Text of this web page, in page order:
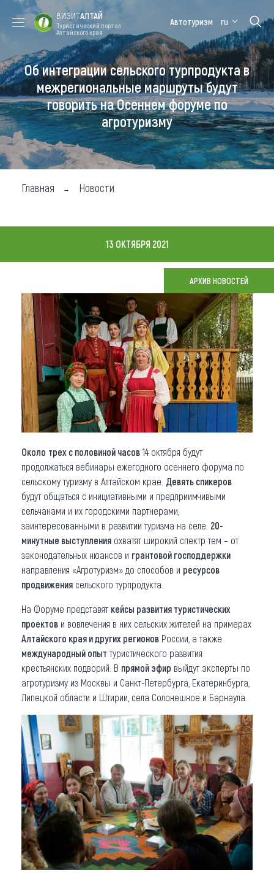
Форум VISIT
ALTAI
Цветение
маральника
Медицинский
форум
Алтайская
зимовка
Туры
Где побывать
Чем заняться
Где остановиться
Что привезти (сувениры)
О регионе
Коллекция впечатлений
Другие рубрики
ВИЗИТАЛТАЙ
Туристический портал
Алтайского края
Автотуризм ru
Об интеграции сельского турпродукта в
межрегиональные маршруты будут
говорить на Осеннем форуме по
агротуризму
Главная Новости
13 ОКТЯБРЯ 2021
АРХИВ НОВОСТЕЙ
Около трех с половиной часов 14 октября будут
продолжаться вебинары ежегодного осеннего форума по
сельскому туризму в Алтайском крае. Девять спикеров
будут общаться с инициативными и предприимчивыми
сельчанами и их городскими партнерами,
заинтересованными в развитии туризма на селе. 20-
минутные выступления охватят широкий спектр тем – от
законодательных нюансов и грантовой господдержки
направления «Агротуризм» до способов и ресурсов
продвижения сельского турпродукта.
На Форуме представят кейсы развития туристических
проектов и вовлечения в них сельских жителей на примерах
Алтайского края и других регионов России, а также
международный опыт туристического развития
крестьянских подворий. В прямой эфир выйдут эксперты по
агротуризму из Москвы и Санкт-Петербурга, Екатеринбурга,
Липецкой области и Штирии, села Солонешное и Барнаула.